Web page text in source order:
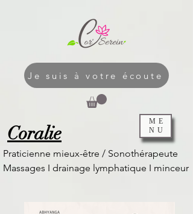
ME
NU
Praticienne mieux-être / Sonothérapeute
Massages I drainage lymphatique I minceur
Coralie
Je suis à votre écoute